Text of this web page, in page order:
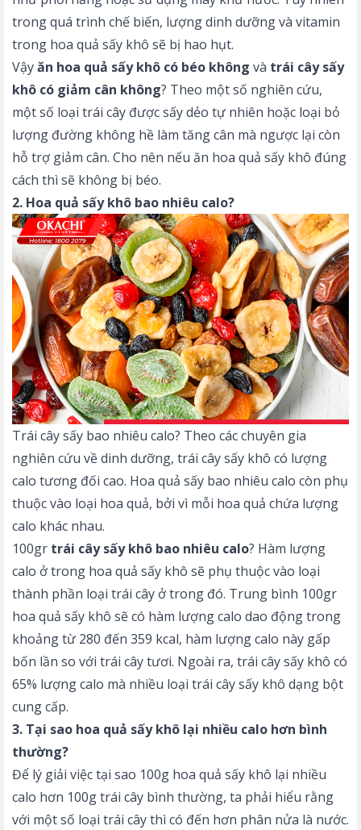
trong quá trình chế biến, lượng dinh dưỡng và vitamin
trong hoa quả sấy khô sẽ bị hao hụt.
Vậyăn hoa quả sấy khô có béo không và trái cây sấy
khô có giảm cân không? Theo một số nghiên cứu,
một số loại trái cây được sấy dẻo tự nhiên hoặc loại bỏ
lượng đường không hề làm tăng cân mà ngược lại còn
hỗ trợ giảm cân. Cho nên nếu ăn hoa quả sấy khô đúng
cách thì sẽ không bị béo.
2. Hoa quả sấy khô bao nhiêu calo?
Trái cây sấy bao nhiêu calo? Theo các chuyên gia
nghiên cứu về dinh dưỡng, trái cây sấy khô có lượng
calo tương đối cao. Hoa quả sấy bao nhiêu calo còn phụ
thuộc vào loại hoa quả, bởi vì mỗi hoa quả chứa lượng
calo khác nhau.
100gr trái cây sấy khô bao nhiêu calo? Hàm lượng
calo ở trong hoa quả sấy khô sẽ phụ thuộc vào loại
thành phần loại trái cây ở trong đó. Trung bình 100gr
hoa quả sấy khô sẽ có hàm lượng calo dao động trong
khoảng từ 280 đến 359 kcal, hàm lượng calo này gấp
bốn lần so với trái cây tươi. Ngoài ra, trái cây sấy khô có
65% lượng calo mà nhiều loại trái cây sấy khô dạng bột
cung cấp.
3. Tại sao hoa quả sấy khô lại nhiều calo hơn bình
thường?
Để lý giải việc tại sao 100g hoa quả sấy khô lại nhiều
calo hơn 100g trái cây bình thường, ta phải hiểu rằng
với một số loại trái cây thì có đến hơn phân nửa là nước.